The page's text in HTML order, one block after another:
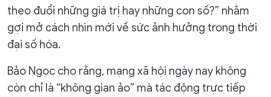
theo đuổi những giá trị hay những con số?” nhằm
gợi mở cách nhìn mới về sức ảnh hưởng trong thời
đại số hóa.
Bảo Ngọc cho rằng, mạng xã hội ngày nay không
còn chỉ là “không gian ảo” mà tác động trực tiếp